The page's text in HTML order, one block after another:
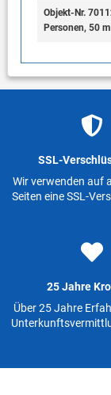
Objekt-Nr.
Personen, 50 m
SSL-
Wir verwenden auf
Seiten eine SSL-
25 Jahre
Über 25 Jahre